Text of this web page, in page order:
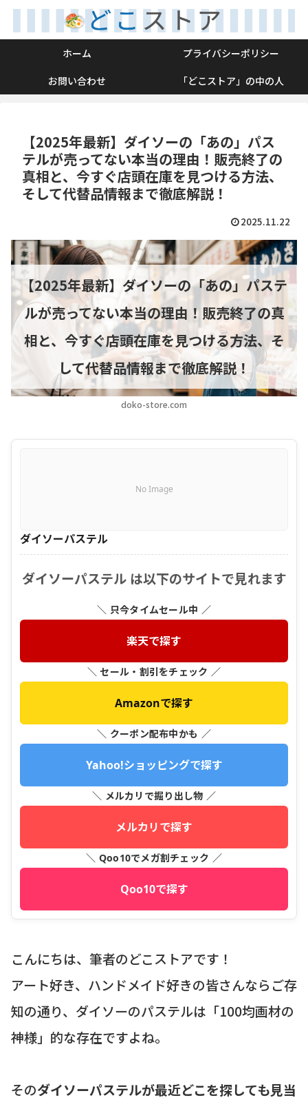
ホーム
プライバシーポリシー
お問い合わせ
「どこストア」の中の人
【2025年最新】ダイソーの「あの」パス
テルが売ってない本当の理由！販売終了の
真相と、今すぐ店頭在庫を見つける方法、
そして代替品情報まで徹底解説！
2025.11.22
doko-store.com
【2025年最新】ダイソーの「あの」パステ
ルが売ってない本当の理由！販売終了の真
相と、今すぐ店頭在庫を見つける方法、そ
して代替品情報まで徹底解説！
No Image
ダイソーパステル
ダイソーパステル は以下のサイトで見れます
＼ 只今タイムセール中 ／
楽天で探す
＼ セール・割引をチェック ／
Amazonで探す
＼ クーポン配布中かも ／
Yahoo!ショッピングで探す
＼ メルカリで掘り出し物 ／
メルカリで探す
＼ Qoo10でメガ割チェック ／
Qoo10で探す
こんにちは、筆者のどこストアです！
アート好き、ハンドメイド好きの皆さんならご存
知の通り、ダイソーのパステルは「100均画材の
神様」的な存在ですよね。
そのダイソーパステルが最近どこを探しても見当